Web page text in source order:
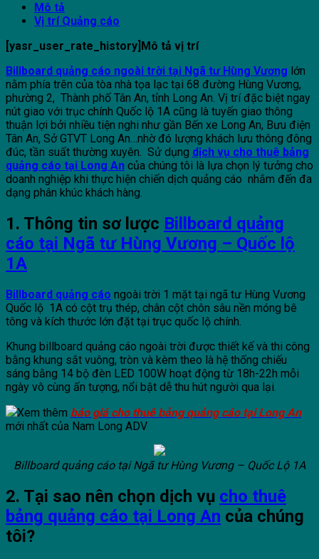
Mô tả
Vị trí Quảng cáo
[yasr_user_rate_history]Mô tả vị trí
Billboard quảng cáo ngoài trời tại Ngã tư Hùng Vương lớn
nằm phía trên của tòa nhà tọa lạc tại 68 đường Hùng Vương,
phường 2, Thành phố Tân An, tỉnh Long An. Vị trí đặc biệt ngay
nút giao với trục chính Quốc lộ 1A cũng là tuyến giao thông
thuận lợi bởi nhiều tiện nghi như gần Bến xe Long An, Bưu điện
Tân An, Sở GTVT Long An…nhờ đó lượng khách lưu thông đông
đúc, tần suất thường xuyên. Sử dụng dịch vụ cho thuê bảng
quảng cáo tại Long An của chúng tôi là lựa chọn lý tưởng cho
doanh nghiệp khi thực hiện chiến dịch quảng cáo nhắm đến đa
dạng phân khúc khách hàng.
1. Thông tin sơ lược Billboard quảng
cáo tại Ngã tư Hùng Vương – Quốc lộ
1A
Billboard quảng cáo ngoài trời 1 mặt tại ngã tư Hùng Vương
Quốc lộ 1A có cột trụ thép, chân cột chôn sâu nền móng bê
tông và kích thước lớn đặt tại trục quốc lộ chính.
Khung billboard quảng cáo ngoài trời được thiết kế và thi công
bằng khung sắt vuông, tròn và kèm theo là hệ thống chiếu
sáng bằng 14 bộ đèn LED 100W hoạt động từ 18h-22h mỗi
ngày vô cùng ấn tượng, nổi bật dễ thu hút người qua lại.
Xem thêm báo giá cho thuê bảng quảng cáo tại Long An
mới nhất của Nam Long ADV
Billboard quảng cáo tại Ngã tư Hùng Vương – Quốc Lộ 1A
2. Tại sao nên chọn dịch vụ cho thuê
bảng quảng cáo tại Long An của chúng
tôi?